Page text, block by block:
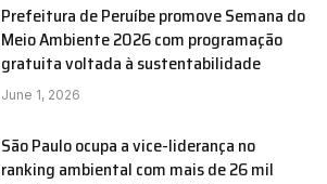
Prefeitura de Peruíbe promove Semana do
Meio Ambiente 2026 com programação
gratuita voltada à sustentabilidade
June 1, 2026
São Paulo ocupa a vice-liderança no
ranking ambiental com mais de 26 mil